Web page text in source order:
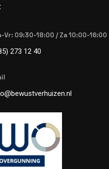
Vr: 09:30-18:00 / Za 10:00-16:00
273 12 40